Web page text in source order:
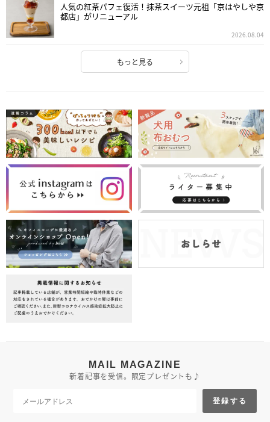
人気の紅茶パフェ復活！抹茶スイーツ元祖「京はやしや京
都店」がリニューアル
2026.08.04
もっと見る
MAIL MAGAZINE
新着記事を受信。限定プレゼントも♪
登録する